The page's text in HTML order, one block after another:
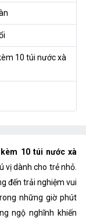
10 túi nước xà
10 túi nước xà
vị dành cho trẻ nhỏ.
đến trải nghiệm vui
những giờ phút
ngộ nghĩnh khiến